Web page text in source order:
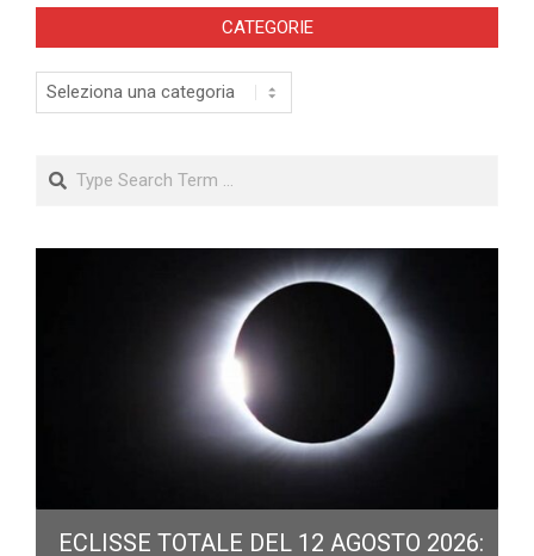
CATEGORIE
Categorie
Search
ECLISSE TOTALE DEL 12 AGOSTO 2026: